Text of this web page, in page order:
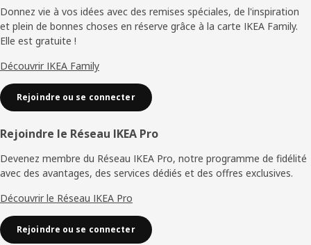
de
page
Donnez vie à vos idées avec des remises spéciales, de l'inspiration
et plein de bonnes choses en réserve grâce à la carte IKEA Family.
Elle est gratuite !
Découvrir IKEA Family
Rejoindre ou se connecter
Rejoindre le Réseau IKEA Pro
Devenez membre du Réseau IKEA Pro, notre programme de fidélité
avec des avantages, des services dédiés et des offres exclusives.
Découvrir le Réseau IKEA Pro
Rejoindre ou se connecter